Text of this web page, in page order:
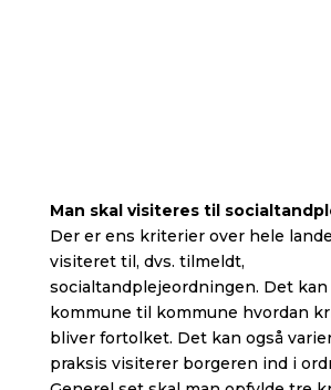
Man skal visiteres til
Der er ens kriterier over hele
visiteret til, dvs. tilmeldt,
socialtandplejeordningen. Det kan
kommune til kommune hvordan
bliver fortolket. Det kan også
praksis visiterer borgeren ind i